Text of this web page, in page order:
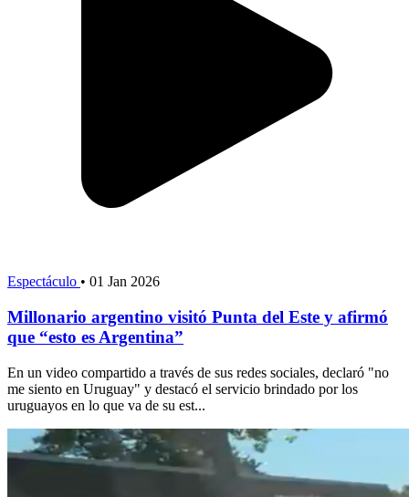
Espectáculo • 01 Jan 2026
Millonario argentino visitó Punta del Este y afirmó
que “esto es Argentina”
En un video compartido a través de sus redes sociales, declaró "no
me siento en Uruguay" y destacó el servicio brindado por los
uruguayos en lo que va de su est...